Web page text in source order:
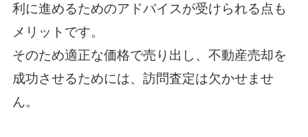
利に進めるためのアドバイスが受けられる点も
メリットです。
そのため適正な価格で売り出し、不動産売却を
成功させるためには、訪問査定は欠かせませ
ん。